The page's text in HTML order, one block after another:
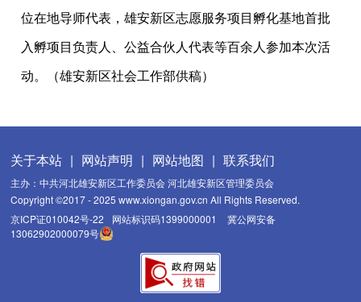
位在地导师代表，雄安新区志愿服务项目孵化基地首批
入孵项目负责人、公益合伙人代表等百余人参加本次活
动。（雄安新区社会工作部供稿）
关于本站 | 网站声明 | 网站地图 | 联系我们
主办：中共河北雄安新区工作委员会 河北雄安新区管理委员会
Copyright ©2017 - 2025 www.xiongan.gov.cn All Rights Reserved.
京ICP证010042号-22
网站标识码1399000001
冀公网安备
13062902000079号